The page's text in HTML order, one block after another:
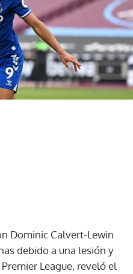
Dominic Calvert-Lewin
debido a una lesión y
League, reveló el